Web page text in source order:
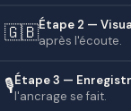
🇬🇧Étape 2 —
après l'écoute.
🎙️Étape 3 —
l'ancrage se fait.